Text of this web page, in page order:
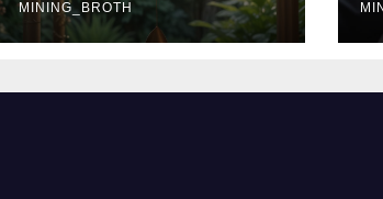
колокольчиков
MINING_BROTH